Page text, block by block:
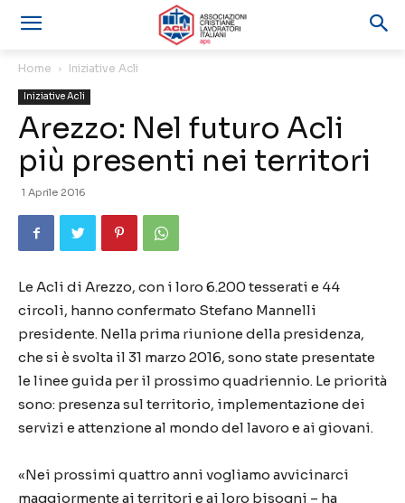
Home Iniziative Acli
Iniziative Acli
Arezzo: Nel futuro Acli
più presenti nei territori
1 Aprile 2016
Le Acli di Arezzo, con i loro 6.200 tesserati e 44
circoli, hanno confermato Stefano Mannelli
presidente. Nella prima riunione della presidenza,
che si è svolta il 31 marzo 2016, sono state presentate
le linee guida per il prossimo quadriennio. Le priorità
sono: presenza sul territorio, implementazione dei
servizi e attenzione al mondo del lavoro e ai giovani.
«Nei prossimi quattro anni vogliamo avvicinarci
maggiormente ai territori e ai loro bisogni – ha